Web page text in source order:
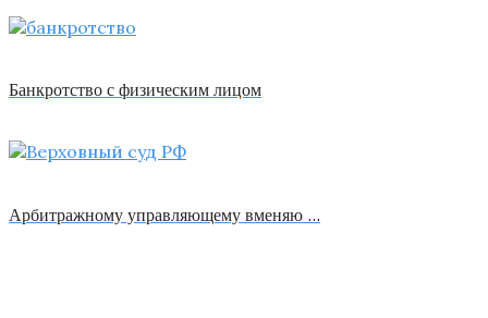
Банкротство с физическим лицом
Арбитражному управляющему вменяю …